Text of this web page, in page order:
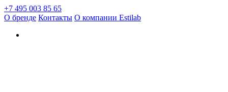
+7 495 003 85 65
О бренде Контакты О компании Estilab